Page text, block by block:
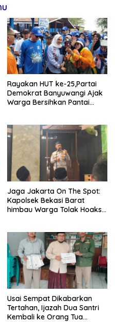
Rayakan HUT ke-25,Partai
Demokrat Banyuwangi Ajak
Warga Bersihkan Pantai
Jaga Jakarta On The Spot:
Kapolsek Bekasi Barat
himbau Warga Tolak Hoaks
Usai Sempat Dikabarkan
Tertahan, Ijazah Dua Santri
Kembali ke Orang Tua